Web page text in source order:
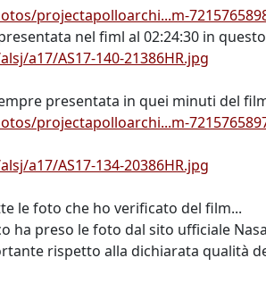
projectapolloarchi...m-
nel fiml al 02:24:30 in
a17/AS17-140-21386HR.jpg
presentata in quei minuti del
projectapolloarchi...m-
a17/AS17-134-20386HR.jpg
le foto che ho verificato del film...
ha preso le foto dal sito ufficiale
rispetto alla dichiarata qualità